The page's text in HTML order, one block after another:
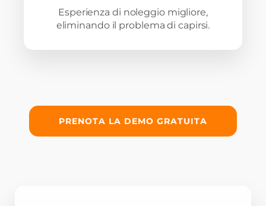
Esperienza di noleggio migliore,
eliminando il problema di capirsi.
PRENOTA LA DEMO GRATUITA